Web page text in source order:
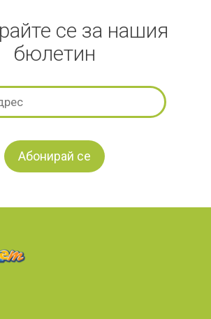
се за нашия
бюлетин